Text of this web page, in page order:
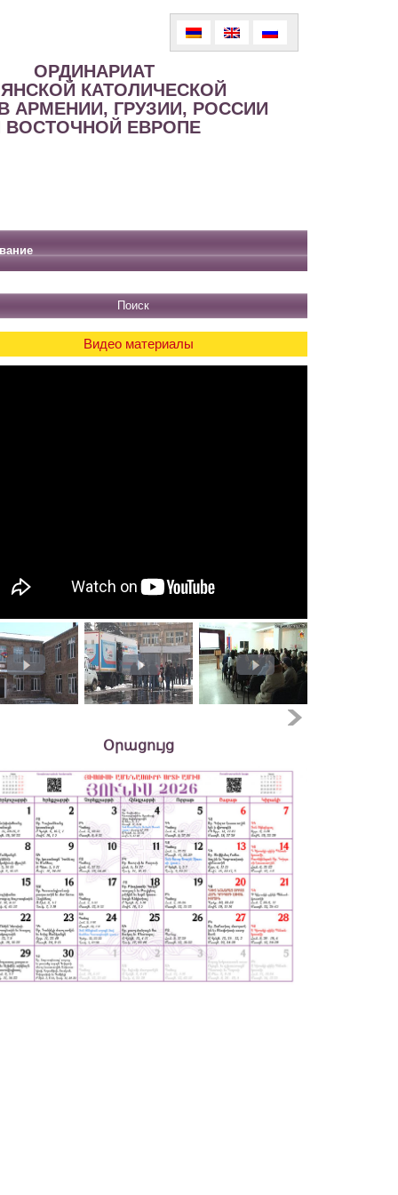
ОРДИНАРИАТ
КАТОЛИЧЕСКОЙ
АРМЕНИИ, ГРУЗИИ, РОССИИ
ВОСТОЧНОЙ ЕВРОПЕ
Видео материалы
Օրացույց